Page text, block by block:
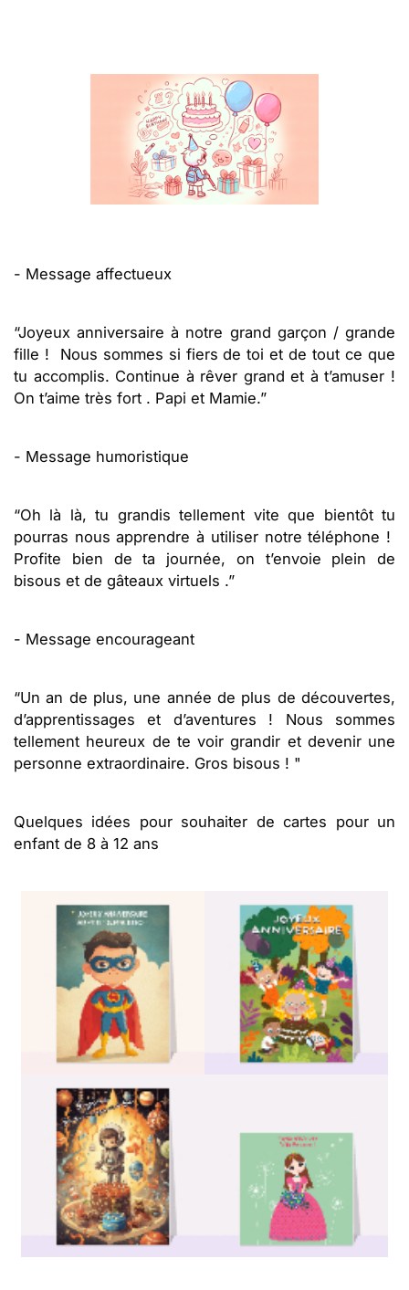
- Message affectueux
“Joyeux anniversaire à notre grand garçon / grande
fille ! Nous sommes si fiers de toi et de tout ce que
tu accomplis. Continue à rêver grand et à t’amuser !
On t’aime très fort . Papi et Mamie.”
- Message humoristique
“Oh là là, tu grandis tellement vite que bientôt tu
pourras nous apprendre à utiliser notre téléphone !
Profite bien de ta journée, on t’envoie plein de
bisous et de gâteaux virtuels .”
- Message encourageant
“Un an de plus, une année de plus de découvertes,
d’apprentissages et d’aventures ! Nous sommes
tellement heureux de te voir grandir et devenir une
personne extraordinaire. Gros bisous ! "
Quelques idées pour souhaiter de cartes pour un
enfant de 8 à 12 ans